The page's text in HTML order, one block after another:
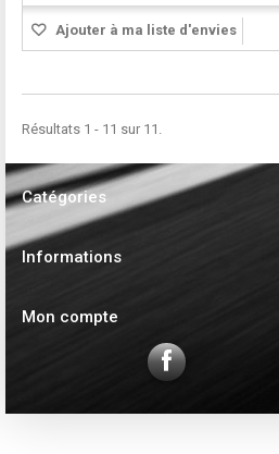
Ajouter à ma liste d'envies
Résultats 1 - 11 sur 11.
Catégories
Informations
Mon compte